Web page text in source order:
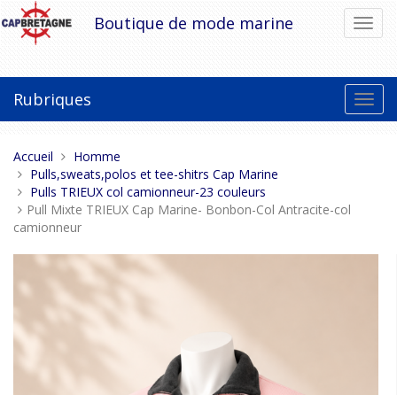
Aller
au
contenu
la
Boutique de mode marine
la
Rubriques
Vous
êtes
ici :
Accueil
Homme
Pulls,sweats,polos et tee-shitrs Cap Marine
Pulls TRIEUX col camionneur-23 couleurs
Pull Mixte TRIEUX Cap Marine- Bonbon-Col Antracite-col
camionneur